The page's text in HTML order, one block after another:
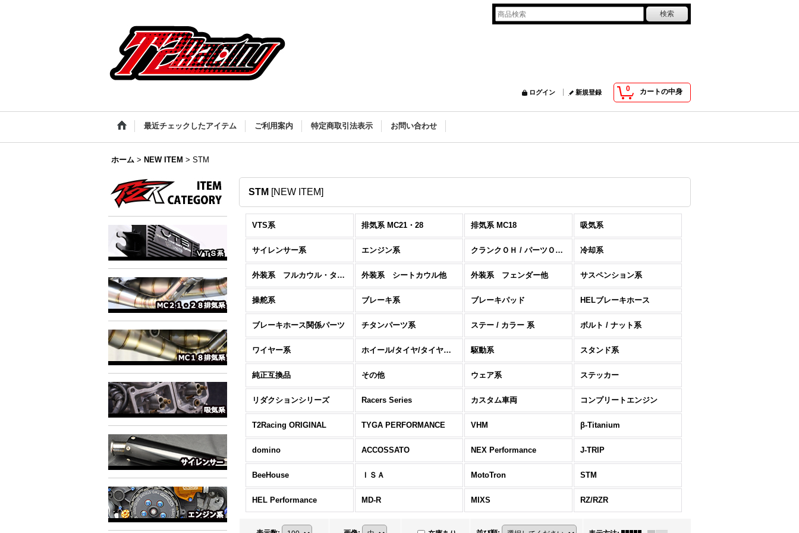
0 カートの中身
ログイン 新規登録
最近チェックしたアイテム ご利用案内 特定商取引法表示 お問い合わせ
ホーム > NEW ITEM > STM
STM [NEW ITEM]
VTS系 排気系 MC21・28 排気系 MC18 吸気系
サイレンサー系 エンジン系 クランクＯＨ / パーツＯＨ・加工系 冷却系
外装系 フルカウル・タンク他 外装系 シートカウル他 外装系 フェンダー他 サスペンション系
操舵系 ブレーキ系 ブレーキパッド HELブレーキホース
ブレーキホース関係パーツ チタンパーツ系 ステー / カラー 系 ボルト / ナット系
ワイヤー系 ホイール/タイヤ/タイヤウォーマー系 駆動系 スタンド系
純正互換品 その他 ウェア系 ステッカー
リダクションシリーズ Racers Series カスタム車両 コンプリートエンジン
T2Racing ORIGINAL TYGA PERFORMANCE VHM β-Titanium
domino ACCOSSATO NEX Performance J-TRIP
BeeHouse ＩＳＡ MotoTron STM
HEL Performance MD-R MIXS RZ/RZR